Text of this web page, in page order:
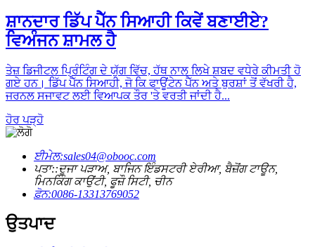
ਸ਼ਾਨਦਾਰ ਡਿੱਪ ਪੈੱਨ ਸਿਆਹੀ ਕਿਵੇਂ ਬਣਾਈਏ?
ਵਿਅੰਜਨ ਸ਼ਾਮਲ ਹੈ
ਤੇਜ਼ ਡਿਜੀਟਲ ਪ੍ਰਿੰਟਿੰਗ ਦੇ ਯੁੱਗ ਵਿੱਚ, ਹੱਥ ਨਾਲ ਲਿਖੇ ਸ਼ਬਦ ਵਧੇਰੇ ਕੀਮਤੀ ਹੋ
ਗਏ ਹਨ। ਡਿੱਪ ਪੈੱਨ ਸਿਆਹੀ, ਜੋ ਕਿ ਫਾਊਂਟੇਨ ਪੈੱਨ ਅਤੇ ਬੁਰਸ਼ਾਂ ਤੋਂ ਵੱਖਰੀ ਹੈ,
ਜਰਨਲ ਸਜਾਵਟ ਲਈ ਵਿਆਪਕ ਤੌਰ 'ਤੇ ਵਰਤੀ ਜਾਂਦੀ ਹੈ...
ਹੋਰ ਪੜ੍ਹੋ
ਈਮੇਲ:sales04@obooc.com
ਪਤਾ::ਦੂਜਾ ਪੜਾਅ, ਬਾਜਿਨ ਇੰਡਸਟਰੀ ਏਰੀਆ, ਬੈਜ਼ੋਂਗ ਟਾਊਨ,
ਮਿਨਕਿੰਗ ਕਾਉਂਟੀ, ਫੂਜ਼ੌ ਸਿਟੀ, ਚੀਨ
ਫ਼ੋਨ:0086-13313769052
ਉਤਪਾਦ